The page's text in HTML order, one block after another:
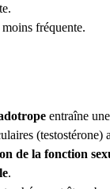
fréquente.
entraîne
(testostérone)
de la fonction
.